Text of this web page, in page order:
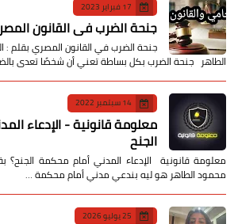
17 فبراير 2023
جنحة الضرب في القانون
جنحة الضرب في القانون المصري بقلم :
الطاهر جنحة الضرب بكل بساطة تعني أن شخصًا تعدى
14 سبتمبر 2022
معلومة قانونية - الإدعاء
الجنح
معلومة قانونية الإدعاء المدني أمام محكمة الجنح؟
محمود الطاهر هو ليه بندعي مدني أمام محكمة …
25 يوليو 2026